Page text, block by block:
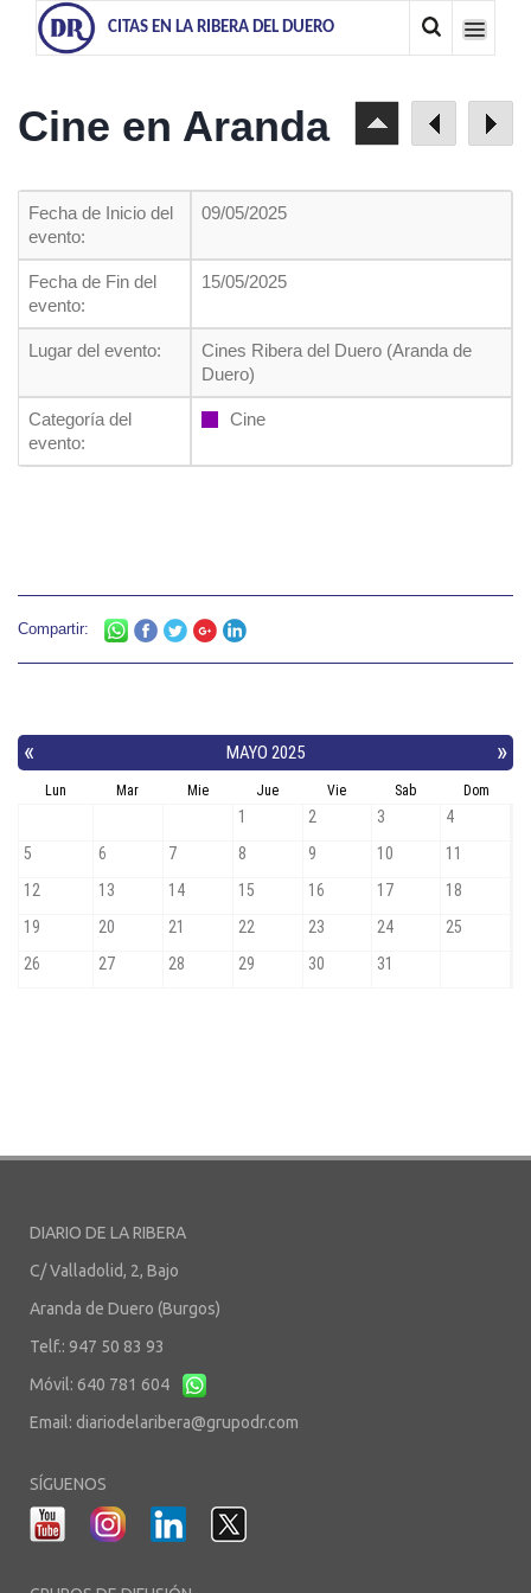
CITAS EN LA RIBERA DEL DUERO
Cine en Aranda
Fecha de Inicio del
evento:
09/05/2025
Fecha de Fin del
evento:
15/05/2025
Lugar del evento:
Cines Ribera del Duero (Aranda de
Duero)
Categoría del
evento:
Cine
Compartir:
DIARIO DE LA RIBERA
C/ Valladolid, 2, Bajo
Aranda de Duero (Burgos)
Telf.: 947 50 83 93
Móvil: 640 781 604
Email: diariodelaribera@grupodr.com
SÍGUENOS